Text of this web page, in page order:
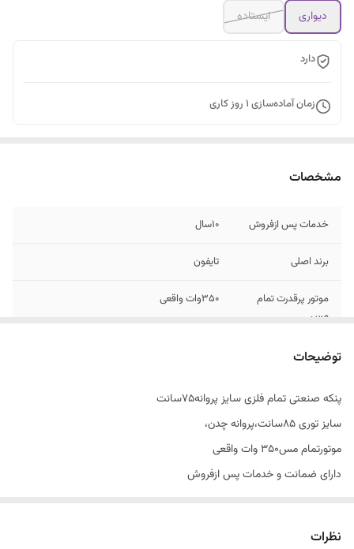
دیواری
ایستاده
دارد
زمان آماده‌سازی 1 روز کاری
مشخصات
خدمات پس ازفروش ۱۰سال
برند اصلی تایفون
موتور پرقدرت تمام
مس
۳۵۰وات واقعی
گیربکس
توضیحات
پنکه صنعتی تمام فلزی سایز پروانه۷۵سانت
سایز توری ۸۵سانت،پروانه چدن،
موتورتمام مس۳۵۰ وات واقعی
دارای ضمانت و خدمات پس ازفروش
نظرات